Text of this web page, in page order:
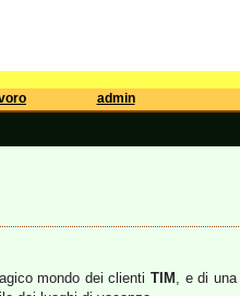
admin
mondo dei clientiTIM , e di una